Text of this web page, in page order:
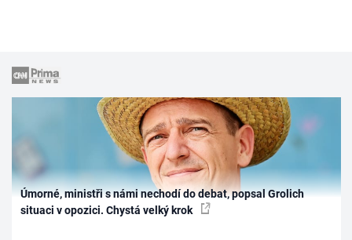
Úmorné, ministři s námi nechodí do debat, popsal Grolich
situaci v opozici. Chystá velký krok